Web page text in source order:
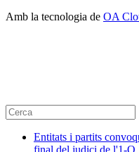
Amb la tecnologia de OA
Entitats i partits
final del judici de l'1-O